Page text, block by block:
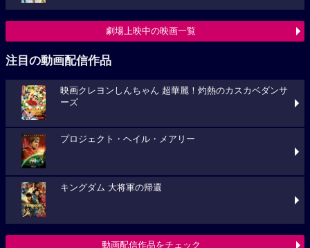
劇場上映中の映画一覧
注目の動画配信作品
映画クレヨンしんちゃん 超華麗！灼熱のカスカベダンサ
ーズ
プロジェクト・ヘイル・メアリー
キングダム 大将軍の帰還
動画配信作品をチェック